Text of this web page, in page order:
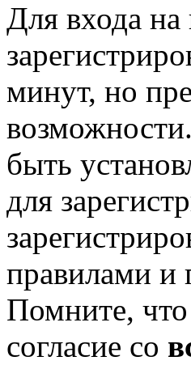
Для входа
минут, но
быть
для
правилами и
Помните, что
согласие со